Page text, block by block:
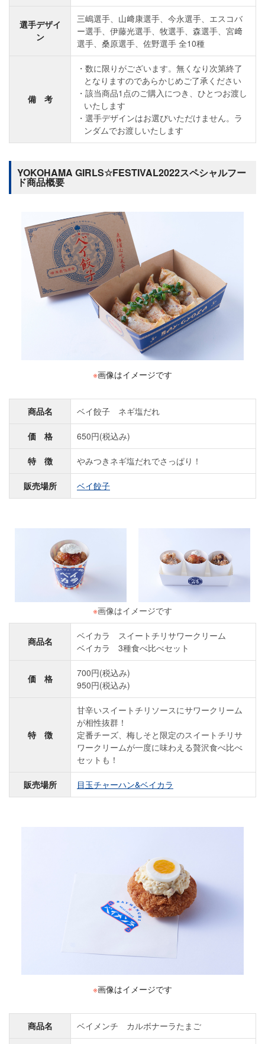
選手デザイ
ン
三嶋選手、山﨑康選手、今永選手、エスコバ
ー選手、伊藤光選手、牧選手、森選手、宮﨑
選手、桑原選手、佐野選手 全10種
備 考
数に限りがございます。無くなり次第終了
となりますのであらかじめご了承ください
該当商品1点のご購入につき、ひとつお渡し
いたします
選手デザインはお選びいただけません。ラ
ンダムでお渡しいたします
YOKOHAMA GIRLS☆FESTIVAL2022スペシャルフー
ド商品概要
※画像はイメージです
商品名 ベイ餃子 ネギ塩だれ
価 格 650円(税込み)
特 徴 やみつきネギ塩だれでさっぱり！
販売場所 ベイ餃子
※画像はイメージです
商品名
ベイカラ スイートチリサワークリーム
ベイカラ 3種食べ比べセット
価 格
700円(税込み)
950円(税込み)
特 徴
甘辛いスイートチリソースにサワークリーム
が相性抜群！
定番チーズ、梅しそと限定のスイートチリサ
ワークリームが一度に味わえる贅沢食べ比べ
セットも！
販売場所 目玉チャーハン&ベイカラ
※画像はイメージです
商品名 ベイメンチ カルボナーラたまご